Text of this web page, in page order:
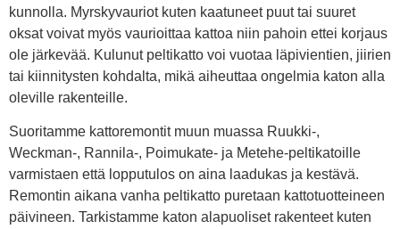
kunnolla. Myrskyvauriot kuten kaatuneet puut tai suuret
oksat voivat myös vaurioittaa kattoa niin pahoin ettei korjaus
ole järkevää. Kulunut peltikatto voi vuotaa läpivientien, jiirien
tai kiinnitysten kohdalta, mikä aiheuttaa ongelmia katon alla
oleville rakenteille.
Suoritamme kattoremontit muun muassa Ruukki-,
Weckman-, Rannila-, Poimukate- ja Metehe-peltikatoille
varmistaen että lopputulos on aina laadukas ja kestävä.
Remontin aikana vanha peltikatto puretaan kattotuotteineen
päivineen. Tarkistamme katon alapuoliset rakenteet kuten